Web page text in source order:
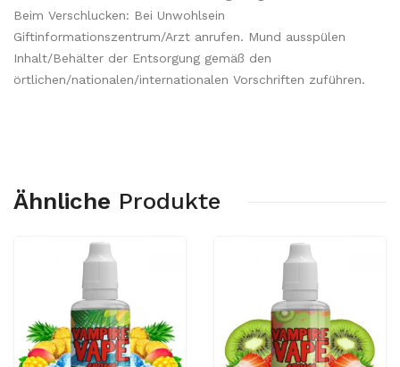
Beim Verschlucken: Bei Unwohlsein
Giftinformationszentrum/Arzt anrufen. Mund ausspülen
Inhalt/Behälter der Entsorgung gemäß den
örtlichen/nationalen/internationalen Vorschriften zuführen.
Ähnliche Produkte